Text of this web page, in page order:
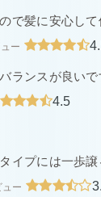
で髪に安心して
ー
ランスが良いで
4.5
イプには一歩譲
ー